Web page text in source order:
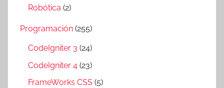
Robótica (2)
Programación (255)
CodeIgniter 3 (24)
CodeIgniter 4 (23)
FrameWorks CSS (5)